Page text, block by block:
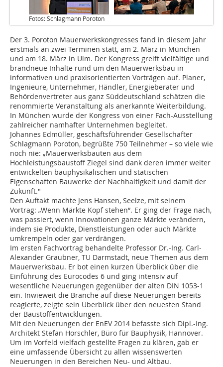
Fotos: Schlagmann Poroton
Der 3. Poroton Mauerwerkskongresses fand in diesem Jahr
erstmals an zwei Terminen statt, am 2. März in München
und am 18. März in Ulm. Der Kongress greift vielfältige und
brandneue Inhalte rund um den Mauerwerksbau in
informativen und praxisorientierten Vorträgen auf. Planer,
Ingenieure, Unternehmer, Händler, Energieberater und
Behördenvertreter aus ganz Süddeutschland schätzen die
renommierte Veranstaltung als anerkannte Weiterbildung.
In München wurde der Kongress von einer Fach-Ausstellung
zahlreicher namhafter Unternehmen begleitet.
Johannes Edmüller, geschäftsführender Gesellschafter
Schlagmann Poroton, begrüßte 750 Teilnehmer – so viele wie
noch nie: „Mauerwerksbauten aus dem
Hochleistungsbaustoff Ziegel sind dank deren immer weiter
entwickelten bauphysikalischen und statischen
Eigenschaften Bauwerke der Nachhaltigkeit und damit der
Zukunft."
Den Auftakt machte Jens Hansen, Seelze, mit seinem
Vortrag: „Wenn Märkte Kopf stehen“. Er ging der Frage nach,
was passiert, wenn Innovationen ganze Märkte verändern,
indem sie Produkte, Dienstleistungen oder auch Märkte
umkrempeln oder gar verdrängen.
Im ersten Fachvortrag behandelte Professor Dr.-Ing. Carl-
Alexander Graubner, TU Darmstadt, neue Themen aus dem
Mauerwerksbau. Er bot einen kurzen Überblick über die
Einführung des Eurocodes 6 und ging intensiv auf
wesentliche Neuerungen gegenüber der alten DIN 1053-1
ein. Inwieweit die Branche auf diese Neuerungen bereits
reagierte, zeigte sein Überblick über den neuesten Stand
der Baustoffentwicklungen.
Mit den Neuerungen der EnEV 2014 befasste sich Dipl.-Ing.
Architekt Stefan Horschler, Büro für Bauphysik, Hannover.
Um im Vorfeld vielfach gestellte Fragen zu klären, gab er
eine umfassende Übersicht zu allen wissenswerten
Neuerungen in den Bereichen Neu- und Altbau.